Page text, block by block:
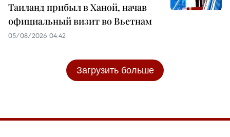
Таиланд прибыл в Ханой, начав
официальный визит во Вьетнам
05/08/2026 04:42
Загрузить больше